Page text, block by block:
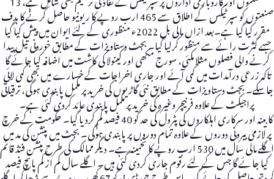
صنعتوں کو سپر ٹیکس کے اطلاق سے 465 ارب روپے کا ریونیو حاصل کرنے کا ہدف
مقرر کیا گیا ہے۔بعد ازاں مالی بل 2022ء منظوری کے لئے ایوان میں پیش کیا گیا
جسے کثرت رائے سے منظور کرلیا گیا۔ بجٹ دستاویزات کے مطابق خوردنی تیل پیدا
کرنے والی فصلوں مثلا مکئی، سورج مکھی اور کینولا کی کاشت میں اضافہ کیا جائے گا
تاکہ زرعی درآمدات میں کمی آئے اور جاری اخراجات کے خسارے میں بھی کمی لائی
جاسکے۔ بجٹ دستاویزات کے مطابق نئی گاڑیوں کی خرید پر مکمل پابندی ہوگی، ترقیاتی
پراجیکٹ کے علاوہ فرنیچر وغیرہ کی خرید پر مکمل پابندی عائد کردی گئی ہے۔
کابینہ اور سرکاری اہلکاروں کی پٹرول کی حد کو 40 فیصد کم کردیا گیا۔ حکومت کے خرچ
پر لازمی بیرونی دوروں کے علاوہ تمام دوروں پر پابندی ہوگی۔ بجٹ میں پنشن کی مد میں
اگلے مالی سال میں 530 ارب روپے کا تخمینہ ہے۔ دیگر ممالک کی طرح پنشن فنڈ قائم
کیا جائے گا جس کے لئے رقوم جاری کردی گئی ہیں۔ اگلے سال کم از کم پانچ فیصد